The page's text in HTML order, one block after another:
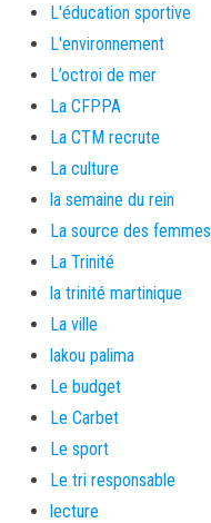
L'éducation sportive
L'environnement
L’octroi de mer
La CFPPA
La CTM recrute
La culture
la semaine du rein
La source des femmes
La Trinité
la trinité martinique
La ville
lakou palima
Le budget
Le Carbet
Le sport
Le tri responsable
lecture